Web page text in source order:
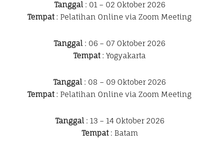
Tanggal: 01 – 02 Oktober 2026
Tempat: Pelatihan Online via Zoom Meeting
Tanggal : 06 – 07 Oktober 2026
Tempat: Yogyakarta
Tanggal : 08 – 09 Oktober 2026
Tempat: Pelatihan Online via Zoom Meeting
Tanggal: 13 – 14 Oktober 2026
Tempat: Batam